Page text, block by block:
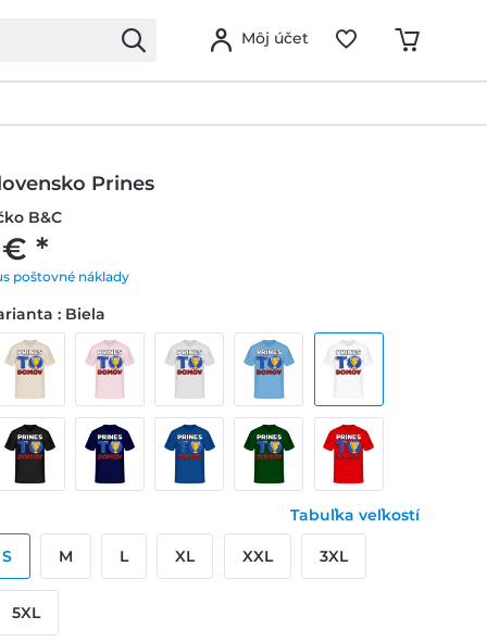
Môj účet
Prines
B&C
€ *
poštovné náklady
: Biela
Tabuľka veľkostí
S M L XL XXL 3XL
5XL